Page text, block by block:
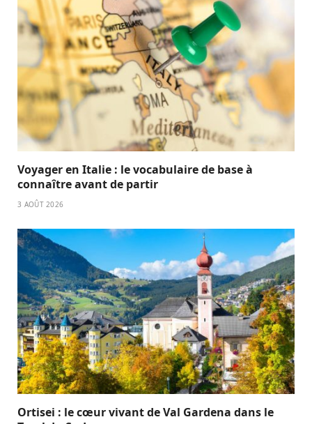
Voyager en Italie : le vocabulaire de base à
connaître avant de partir
3 AOÛT 2026
Ortisei : le cœur vivant de Val Gardena dans le